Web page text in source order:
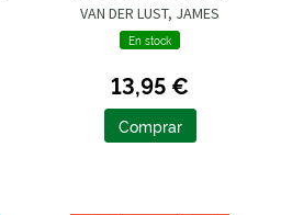
VAN DER LUST, JAMES
En stock
13,95 €
Comprar